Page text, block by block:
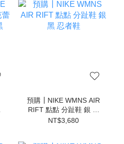
預購┃NIKE WMNS AIR
RIFT 點點 分趾鞋 銀 黑
忍者鞋
NT$3,680